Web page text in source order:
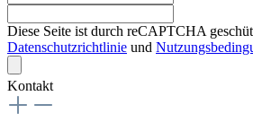
Diese Seite ist durch reCAPTCHA
Datenschutzrichtlinie und
Kontakt